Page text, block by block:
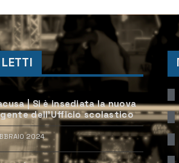
| Si è insediata la nuova
dell’Ufficio scolastico
2024